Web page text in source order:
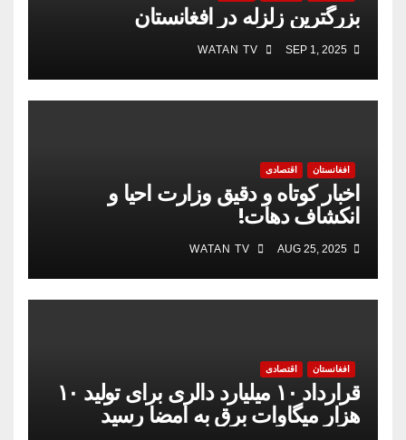
بزرگترین زلزله در افغانستان
افغانستان اقتصادی
اخبار کوتاه و دقیق وزارت احیا و
انکشاف دهات!
افغانستان اقتصادی
قرارداد ۱۰ میلیارد دالری برای تولید ۱۰
هزار میگاوات برق به امضا رسید